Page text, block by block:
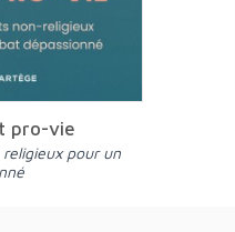
pro-vie